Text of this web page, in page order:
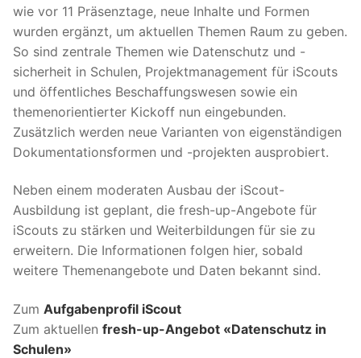
wie vor 11 Präsenztage, neue Inhalte und Formen
wurden ergänzt, um aktuellen Themen Raum zu geben.
So sind zentrale Themen wie Datenschutz und -
sicherheit in Schulen, Projektmanagement für iScouts
und öffentliches Beschaffungswesen sowie ein
themenorientierter Kickoff nun eingebunden.
Zusätzlich werden neue Varianten von eigenständigen
Dokumentationsformen und -projekten ausprobiert.
Neben einem moderaten Ausbau der iScout-
Ausbildung ist geplant, die fresh-up-Angebote für
iScouts zu stärken und Weiterbildungen für sie zu
erweitern. Die Informationen folgen hier, sobald
weitere Themenangebote und Daten bekannt sind.
Zum Aufgabenprofil iScout
Zum aktuellen fresh-up-Angebot «Datenschutz in
Schulen»